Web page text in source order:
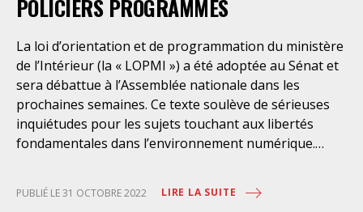
POLICIERS PROGRAMMÉS
La loi d’orientation et de programmation du ministère
de l’Intérieur (la « LOPMI ») a été adoptée au Sénat et
sera débattue à l’Assemblée nationale dans les
prochaines semaines. Ce texte soulève de sérieuses
inquiétudes pour les sujets touchant aux libertés
fondamentales dans l’environnement numérique.
rapport programmatique inquiétant promouvant une
PUBLIÉ LE 31 OCTOBRE 2022 LIRE LA SUITE